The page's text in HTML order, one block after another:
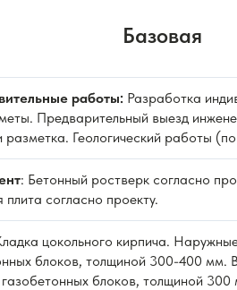
Базовая
работы: Разработка
Предварительный выезд
разметка. Геологический работы
: Бетонный ростверк согласно
плита согласно проекту.
цокольного кирпича.
блоков, толщиной 300-400 мм.
газобетонных блоков, толщиной 300